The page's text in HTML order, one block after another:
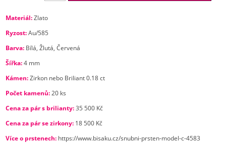
Materiál:Zlato
Ryzost:Au/585
Barva: Bílá, Žlutá, Červená
Šířka:4 mm
Kámen:Zirkon nebo Briliant 0.18 ct
Počet kamenů:20 ks
Cena za pár s brilianty:35 500 Kč
Cena za pár se zirkony: 18 500 Kč
Více o prstenech: https://www.bisaku.cz/snubni-prsten-model-c-4583